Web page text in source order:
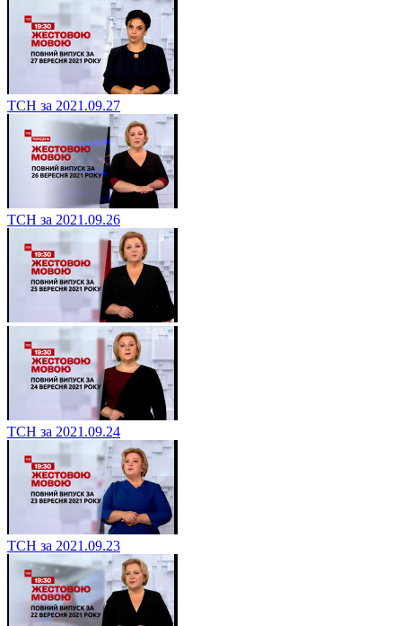
ТСН за 2021.09.27
ТСН за 2021.09.26
ТСН за 2021.09.24
ТСН за 2021.09.23